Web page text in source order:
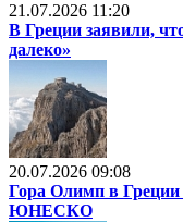
21.07.2026 11:20
В Греции заявили,
далеко»
20.07.2026 09:08
Гора Олимп в Греции
ЮНЕСКО